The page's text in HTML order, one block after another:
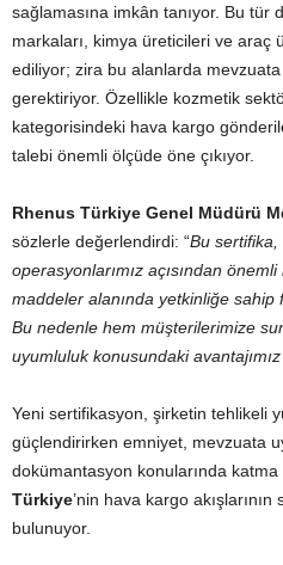
sağlamasına imkân tanıyor. Bu tür
markaları, kimya üreticileri ve araç
ediliyor; zira bu alanlarda
gerektiriyor. Özellikle kozmetik
kategorisindeki hava kargo
talebi önemli ölçüde öne çıkıyor.
Rhenus Türkiye Genel Müdürü
sözlerle değerlendirdi: “Bu sertifika,
operasyonlarımız açısından
maddeler alanında yetkinliğe sahip
Bu nedenle hem müşterilerimize
uyumluluk konusundaki
Yeni sertifikasyon, şirketin tehlikeli
güçlendirirken emniyet, mevzuata
dokümantasyon konularında katma
Türkiye’nin hava kargo
bulunuyor.